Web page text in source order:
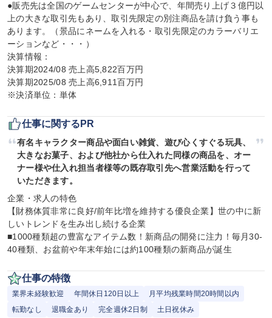
●販売先は全国のゲームセンターが中心で、年間売り上げ３億円以
上の大きな取引先もあり、取引先限定の別注商品を請け負う事も
あります。（景品にネームを入れる・取引先限定のカラーバリエ
ーションなど・・・）
決算情報：
決算期2024/08 売上高5,822百万円
決算期2025/08 売上高6,911百万円
※決済単位：単体
仕事に関するPR
有名キャラクター商品や面白い雑貨、遊び心くすぐる玩具、
大きなお菓子、および他社から仕入れた同様の商品を、オー
ナー様や仕入れ担当者様等の既存取引先へ営業活動を行って
いただきます。
企業・求人の特色
【財務体質非常に良好/前年比増を維持する優良企業】世の中に新
しいトレンドを生み出し続ける企業
■1000種類超の豊富なアイテム数！新商品の開発に注力！毎月30-
40種類、お盆前や年末年始には約100種類の新商品が誕生
仕事の特徴
業界未経験歓迎 年間休日120日以上
月平均残業時間20時間以内
転勤なし
退職金あり 完全週休2日制 土日祝休み